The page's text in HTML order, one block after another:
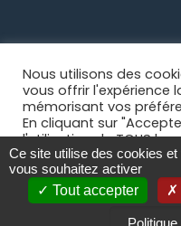
Mentions légales
Ville
Nous utilisons des
vous offrir l'expérience
mémorisant vos
En cliquant sur
l'utilisation de TOUS
pouvez visiter
un consentement
Paramètres des cookies
Ce site utilise des cookies
vous souhaitez activer
Tout accepter